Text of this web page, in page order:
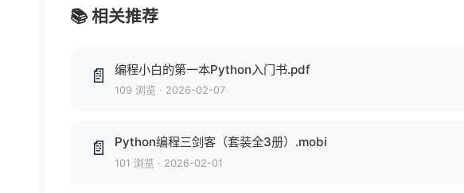
📚 相关推荐
📄 编程小白的第一本Python入门书.pdf
109 浏览 · 2026-02-07
📄 Python编程三剑客（套装全3册）.mobi
101 浏览 · 2026-02-01